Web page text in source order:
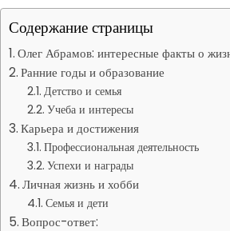
Содержание страницы
Олег Абрамов: интересные факты о
Ранние годы и образование
Детство и семья
Учеба и интересы
Карьера и достижения
Профессиональная деятельность
Успехи и награды
Личная жизнь и хобби
Семья и дети
Вопрос-ответ: